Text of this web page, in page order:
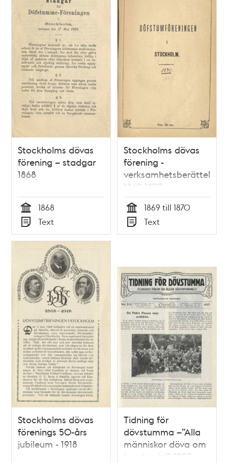
Stockholms dövas
förening – stadgar
1868
Tid
1868
Typ
Text
Stockholms dövas
förening -
verksamhetsberättelser
1869-1870
Tid
1869 till 1870
Typ
Text
Stockholms dövas
förenings 50-års
jubileum - 1918
Tidning för
dövstumma –”Alla
människor döva om
hundra år!” 1927